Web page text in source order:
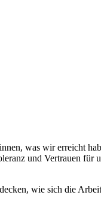
was wir erreicht
und Vertrauen für
wie sich die